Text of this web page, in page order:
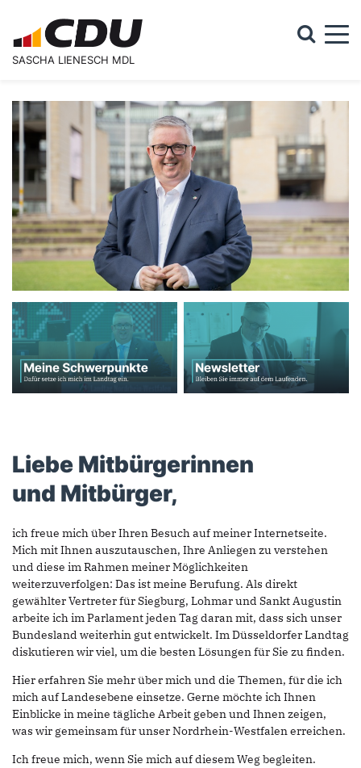
SASCHA LIENESCH MDL
Suchformular
Startseite
Liebe Mitbürgerinnen
und Mitbürger,
ich freue mich über Ihren Besuch auf meiner Internetseite.
Mich mit Ihnen auszutauschen, Ihre Anliegen zu verstehen
und diese im Rahmen meiner Möglichkeiten
weiterzuverfolgen: Das ist meine Berufung. Als direkt
gewählter Vertreter für Siegburg, Lohmar und Sankt Augustin
arbeite ich im Parlament jeden Tag daran mit, dass sich unser
Bundesland weiterhin gut entwickelt. Im Düsseldorfer Landtag
diskutieren wir viel, um die besten Lösungen für Sie zu finden.
Hier erfahren Sie mehr über mich und die Themen, für die ich
mich auf Landesebene einsetze. Gerne möchte ich Ihnen
Einblicke in meine tägliche Arbeit geben und Ihnen zeigen,
was wir gemeinsam für unser Nordrhein-Westfalen erreichen.
Ich freue mich, wenn Sie mich auf diesem Weg begleiten.